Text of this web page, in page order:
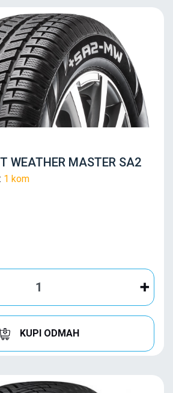
WEATHER MASTER SA2
1 kom
KUPI ODMAH